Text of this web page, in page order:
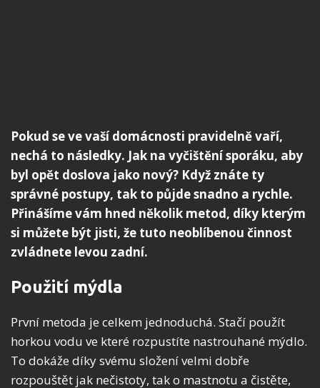
Pokud se ve vaší domácnosti pravidelně vaří,
nechá to následky. Jak na vyčištění sporáku, aby
byl opět doslova jako nový? Když znáte ty
správné postupy, tak to půjde snadno a rychle.
Přinášíme vám hned několik metod, díky kterým
si můžete být jisti, že tuto neoblíbenou činnost
zvládnete levou zadní.
Použití mýdla
První metoda je celkem jednoduchá. Stačí použít
horkou vodu ve které rozpustíte nastrouhané mýdlo.
To dokáže díky svému složení velmi dobře
rozpouštět jak nečistoty, tak o mastnotu a čistěte,